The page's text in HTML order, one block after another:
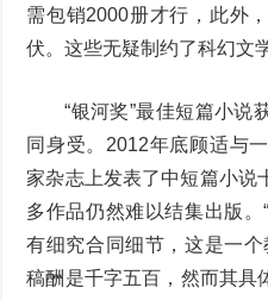
需包销2000册才行，此外
伏。这些无疑制约了科幻文
“银河奖”最佳短篇小说
同身受。2012年底顾适与
家杂志上发表了中短篇小说
多作品仍然难以结集出版
有细究合同细节，这是一
稿酬是千字五百，然而其具